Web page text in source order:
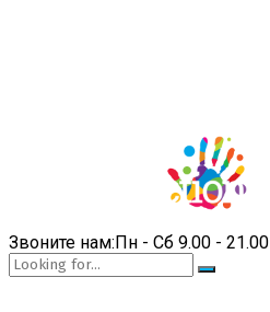
Звоните нам:Пн - Сб 9.00 - 21.00